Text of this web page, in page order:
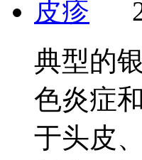
典型的
色炎症
于头皮